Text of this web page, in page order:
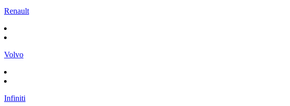
Renault
Volvo
Infiniti